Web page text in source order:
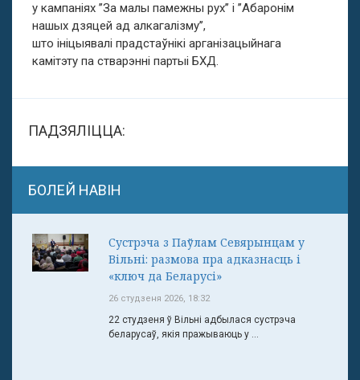
у кампаніях ’’За малы памежны рух’’ і ’’Абаронім
нашых дзяцей ад алкагалізму’’,
што ініцыявалі прадстаўнікі арганізацыйнага
камітэту па стварэнні партыі БХД.
ПАДЗЯЛІЦЦА:
БОЛЕЙ НАВІН
Сустрэча з Паўлам Севярынцам у
Вільні: размова пра адказнасць і
«ключ да Беларусі»
26 студзеня 2026, 18:32
22 студзеня ў Вільні адбылася сустрэча
беларусаў, якія пражываюць у ...